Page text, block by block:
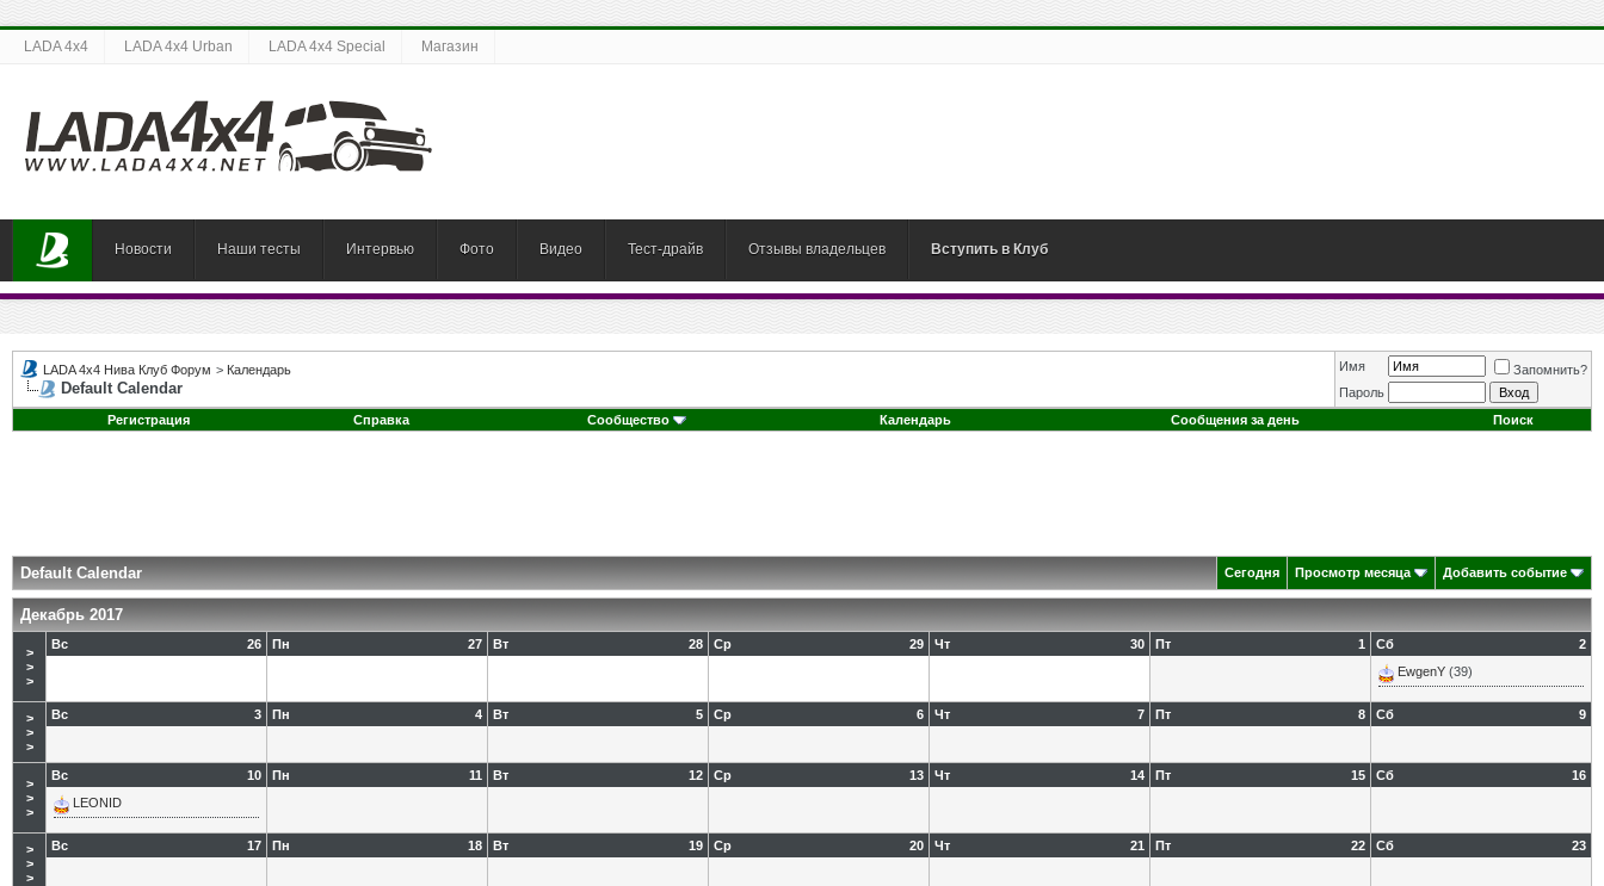
LADA 4x4 LADA 4x4 Urban LADA 4x4 Special Магазин
Новости Наши тесты Интервью Фото Видео Тест-драйв Отзывы владельцев Вступить в Клуб
LADA 4x4 Нива Клуб Форум > Календарь
Default Calendar
Имя
Запомнить?
Пароль
Регистрация
Справка Сообщество Календарь Сообщения за день Поиск
Default Calendar Сегодня Просмотр месяца Добавить событие
Декабрь 2017
>
>
>
26
Вс 27
Пн 28
Вт 29
Ср 30
Чт 1
Пт 2
Сб
EwgenY (39)
>
>
>
3
Вс 4
Пн 5
Вт 6
Ср 7
Чт 8
Пт 9
Сб
>
>
>
10
Вс
LEONID
11
Пн 12
Вт 13
Ср 14
Чт 15
Пт 16
Сб
>
>
>
17
Вс 18
Пн 19
Вт 20
Ср 21
Чт 22
Пт 23
Сб